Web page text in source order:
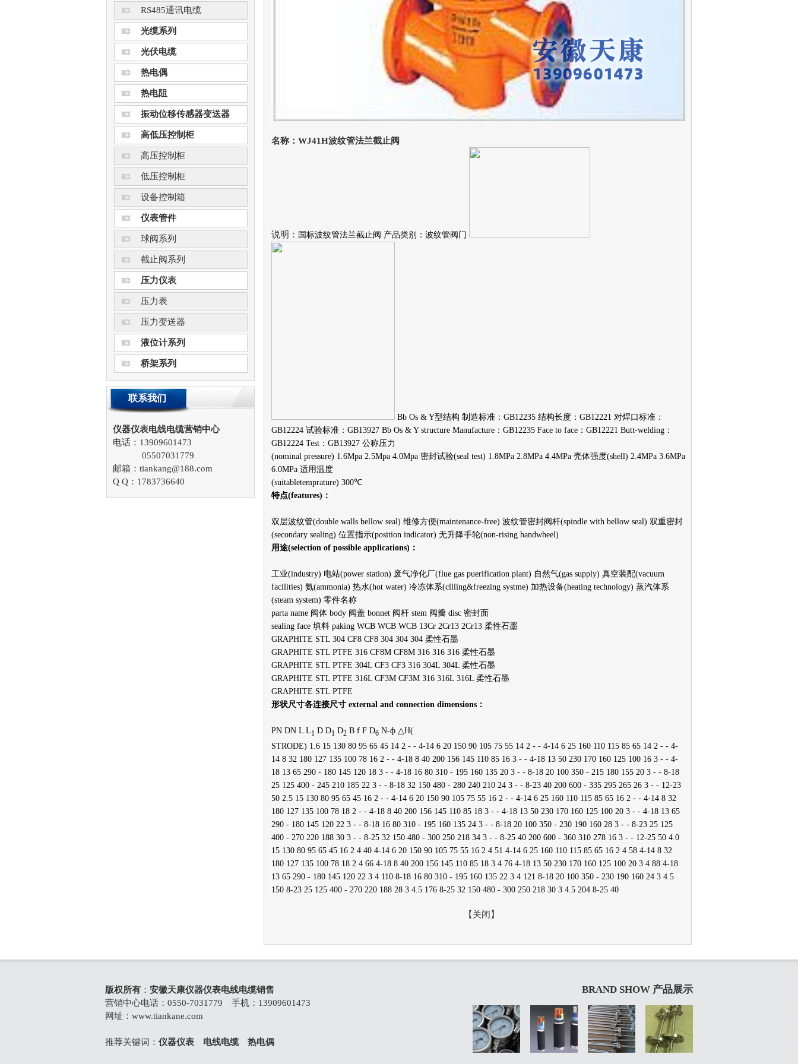
RS485通讯电缆
光缆系列
光伏电缆
热电偶
热电阻
振动位移传感器变送器
高低压控制柜
高压控制柜
低压控制柜
设备控制箱
仪表管件
球阀系列
截止阀系列
压力仪表
压力表
压力变送器
液位计系列
桥架系列
联系我们
仪器仪表电线电缆营销中心
电话：13909601473
05507031779
邮箱：tiankang@188.com
Q Q：1783736640
名称：WJ41H波纹管法兰截止阀
说明： 国标波纹管法兰截止阀 产品类别：波纹管阀门
Bb Os & Y型结构 制造标准：GB12235 结构长度：GB12221 对焊口标准：
GB12224 试验标准：GB13927 Bb Os & Y structure Manufacture：GB12235 Face to face：GB12221 Butt-welding：
GB12224 Test：GB13927 公称压力
(nominal pressure) 1.6Mpa 2.5Mpa 4.0Mpa 密封试验(seal test) 1.8MPa 2.8MPa 4.4MPa 壳体强度(shell) 2.4MPa 3.6MPa
6.0MPa 适用温度
(suitabletemprature) 300℃
特点(features) ：
双层波纹管(double walls bellow seal) 维修方便(maintenance-free) 波纹管密封阀杆(spindle with bellow seal) 双重密封
(secondary sealing) 位置指示(position indicator) 无升降手轮(non-rising handwheel)
用途(selection of possible applications)：
工业(industry) 电站(power station) 废气净化厂(flue gas puerification plant) 自然气(gas supply) 真空装配(vacuum
facilities) 氨(ammonia) 热水(hot water) 冷冻体系(cllling&freezing systme) 加热设备(heating technology) 蒸汽体系
(steam system) 零件名称
parta name 阀体 body 阀盖 bonnet 阀杆 stem 阀瓣 disc 密封面
sealing face 填料 paking WCB WCB WCB 13Cr 2Cr13 2Cr13 柔性石墨
GRAPHITE STL 304 CF8 CF8 304 304 304 柔性石墨
GRAPHITE STL PTFE 316 CF8M CF8M 316 316 316 柔性石墨
GRAPHITE STL PTFE 304L CF3 CF3 316 304L 304L 柔性石墨
GRAPHITE STL PTFE 316L CF3M CF3M 316 316L 316L 柔性石墨
GRAPHITE STL PTFE
形状尺寸各连接尺寸 external and connection dimensions：
PN DN L L1 D D1 D2 B f F D6 N-ф △H(
STRODE) 1.6 15 130 80 95 65 45 14 2 - - 4-14 6 20 150 90 105 75 55 14 2 - - 4-14 6 25 160 110 115 85 65 14 2 - - 4-
14 8 32 180 127 135 100 78 16 2 - - 4-18 8 40 200 156 145 110 85 16 3 - - 4-18 13 50 230 170 160 125 100 16 3 - - 4-
18 13 65 290 - 180 145 120 18 3 - - 4-18 16 80 310 - 195 160 135 20 3 - - 8-18 20 100 350 - 215 180 155 20 3 - - 8-18
25 125 400 - 245 210 185 22 3 - - 8-18 32 150 480 - 280 240 210 24 3 - - 8-23 40 200 600 - 335 295 265 26 3 - - 12-23
50 2.5 15 130 80 95 65 45 16 2 - - 4-14 6 20 150 90 105 75 55 16 2 - - 4-14 6 25 160 110 115 85 65 16 2 - - 4-14 8 32
180 127 135 100 78 18 2 - - 4-18 8 40 200 156 145 110 85 18 3 - - 4-18 13 50 230 170 160 125 100 20 3 - - 4-18 13 65
290 - 180 145 120 22 3 - - 8-18 16 80 310 - 195 160 135 24 3 - - 8-18 20 100 350 - 230 190 160 28 3 - - 8-23 25 125
400 - 270 220 188 30 3 - - 8-25 32 150 480 - 300 250 218 34 3 - - 8-25 40 200 600 - 360 310 278 16 3 - - 12-25 50 4.0
15 130 80 95 65 45 16 2 4 40 4-14 6 20 150 90 105 75 55 16 2 4 51 4-14 6 25 160 110 115 85 65 16 2 4 58 4-14 8 32
180 127 135 100 78 18 2 4 66 4-18 8 40 200 156 145 110 85 18 3 4 76 4-18 13 50 230 170 160 125 100 20 3 4 88 4-18
13 65 290 - 180 145 120 22 3 4 110 8-18 16 80 310 - 195 160 135 22 3 4 121 8-18 20 100 350 - 230 190 160 24 3 4.5
150 8-23 25 125 400 - 270 220 188 28 3 4.5 176 8-25 32 150 480 - 300 250 218 30 3 4.5 204 8-25 40
【 关闭 】
版权所有 ： 安徽天康仪器仪表电线电缆销售
营销中心电话：0550-7031779 手机：13909601473
网址： www.tiankane.com
推荐关键词： 仪器仪表 电线电缆 热电偶
BRAND SHOW 产品展示